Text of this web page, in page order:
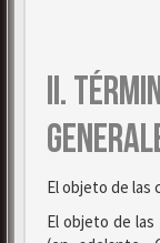
II.
El objeto de las
El objeto de